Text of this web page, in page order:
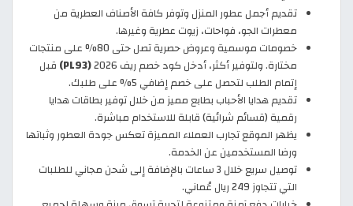
تقديم أجمل عطور المنزل وتوفر كافة الأصناف العطرية من
معطرات الجو، فواحات، زيوت عطرية وغيرها.
خصومات موسمية وعروض حصرية تصل حتى 80% على منتجات
مختارة. ولتوفير أكثر، أدخل كود خصم ريف 2026
(PL93)
قبل
إتمام الطلب لتحصل على خصم إضافي 5% على طلبك.
تقديم هدايا الأحباب بطابع مميز من خلال توفير بطاقات هدايا
رقمية (قسائم شرائية) قابلة للاستخدام مباشرة.
يظهر الموقع تجارب العملاء المميزة تعكس جودة العطور وثباتها
ورضا المستخدمين عن الخدمة.
توصيل سريع خلال 3 ساعات بالإضافة إلى شحن مجاني للطلبات
التي تتجاوز 249 ريال عُماني.